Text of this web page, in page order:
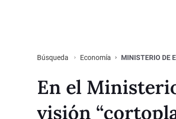
Búsqueda Economía MINISTERIO DE
En el
visión